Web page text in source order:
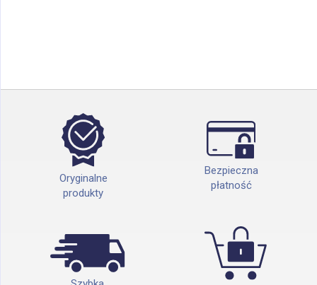
Oryginalne
produkty
Bezpieczna
płatność